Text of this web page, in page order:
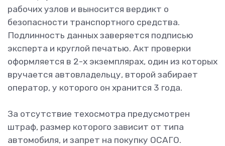
рабочих узлов и выносится вердикт о
безопасности транспортного средства.
Подлинность данных заверяется подписью
эксперта и круглой печатью. Акт проверки
оформляется в 2-х экземплярах, один из которых
вручается автовладельцу, второй забирает
оператор, у которого он хранится 3 года.
За отсутствие техосмотра предусмотрен
штраф, размер которого зависит от типа
автомобиля, и запрет на покупку ОСАГО.